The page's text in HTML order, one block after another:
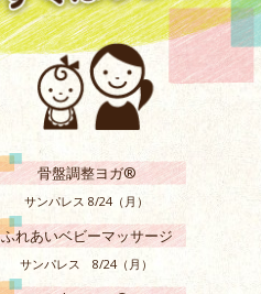
骨盤調整ヨガ®
サンパレス 8/24（月）
ふれあいベビーマッサージ
サンパレス 8/24（月）